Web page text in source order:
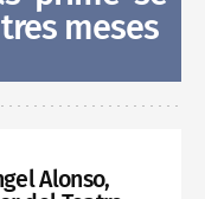
meses
Alonso,